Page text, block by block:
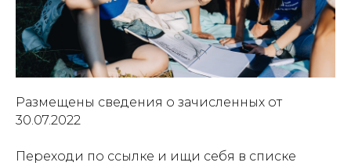
Размещены сведения о зачисленных от
30.07.2022
Переходи по ссылке и ищи себя в списке